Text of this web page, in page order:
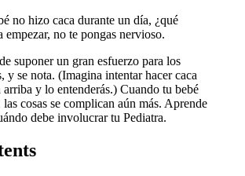
no hizo caca durante un día, ¿qué
empezar, no te pongas nervioso.
suponer un gran esfuerzo para los
y se nota. (Imagina intentar hacer caca
arriba y lo entenderás.) Cuando tu bebé
las cosas se complican aún más. Aprende
debe involucrar tu Pediatra.